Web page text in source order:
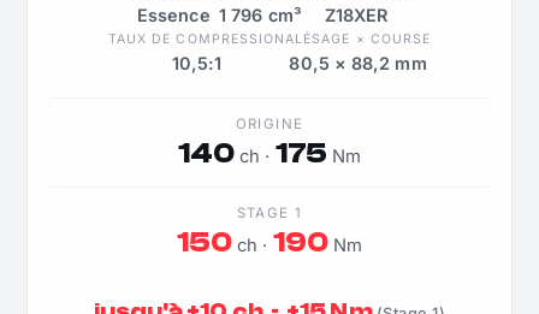
Essence 1 796 cm³ Z18XER
TAUX DE COMPRESSION
10,5:1
ALÉSAGE × COURSE
80,5 × 88,2 mm
ORIGINE
140 ch · 175 Nm
STAGE 1
150 ch · 190Nm